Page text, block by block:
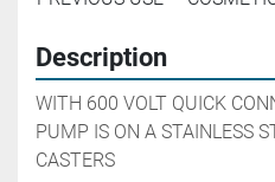
Description
WITH 600 VOLT QUICK
PUMP IS ON A STAINLESS
CASTERS